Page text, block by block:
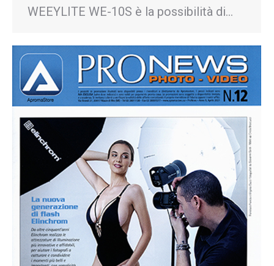
WEEYLITE WE-10S è la possibilità di…